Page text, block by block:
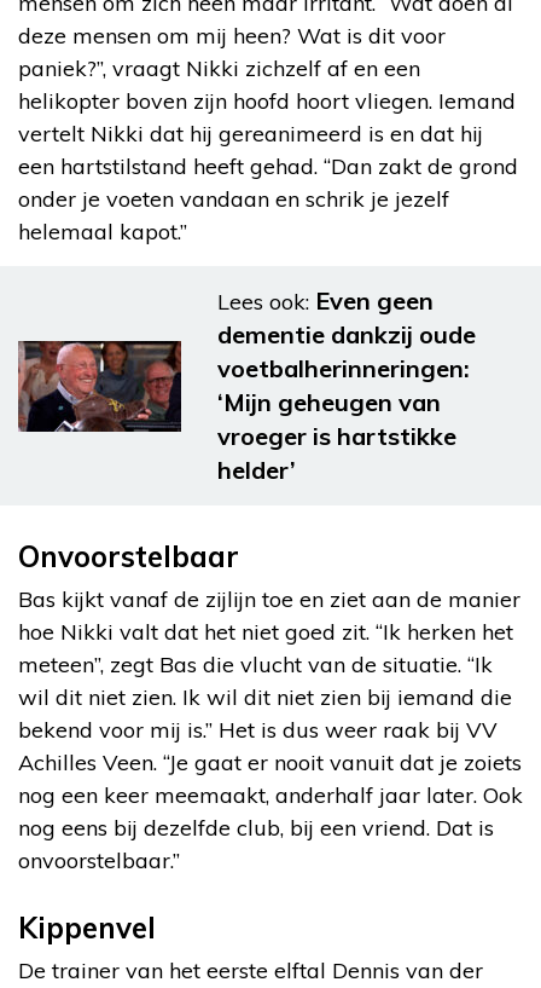
deze mensen om mij heen? Wat is dit voor
paniek?”, vraagt Nikki zichzelf af en een
helikopter boven zijn hoofd hoort vliegen. Iemand
vertelt Nikki dat hij gereanimeerd is en dat hij
een hartstilstand heeft gehad. “Dan zakt de grond
onder je voeten vandaan en schrik je jezelf
helemaal kapot.”
Lees ook: Even geen
dementie dankzij oude
voetbalherinneringen:
‘Mijn geheugen van
vroeger is hartstikke
helder’
Onvoorstelbaar
Bas kijkt vanaf de zijlijn toe en ziet aan de manier
hoe Nikki valt dat het niet goed zit. “Ik herken het
meteen”, zegt Bas die vlucht van de situatie. “Ik
wil dit niet zien. Ik wil dit niet zien bij iemand die
bekend voor mij is.” Het is dus weer raak bij VV
Achilles Veen. “Je gaat er nooit vanuit dat je zoiets
nog een keer meemaakt, anderhalf jaar later. Ook
nog eens bij dezelfde club, bij een vriend. Dat is
onvoorstelbaar.”
Kippenvel
De trainer van het eerste elftal Dennis van der